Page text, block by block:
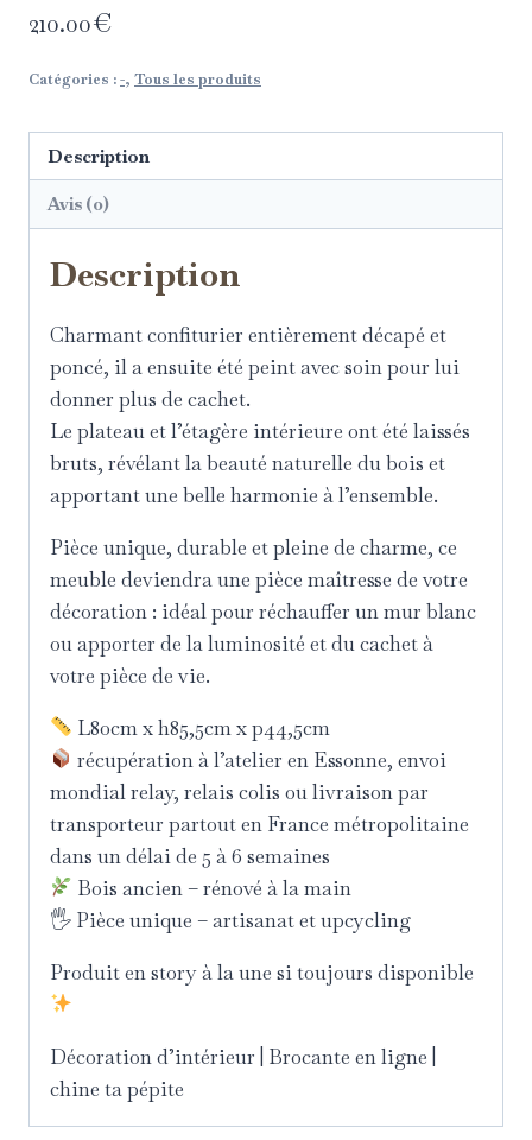
210.00€
Catégories :-, Tous les produits
Description
Avis (0)
Description
Charmant confiturier entièrement décapé et
poncé, il a ensuite été peint avec soin pour lui
donner plus de cachet.
Le plateau et l’étagère intérieure ont été laissés
bruts, révélant la beauté naturelle du bois et
apportant une belle harmonie à l’ensemble.
Pièce unique, durable et pleine de charme, ce
meuble deviendra une pièce maîtresse de votre
décoration : idéal pour réchauffer un mur blanc
ou apporter de la luminosité et du cachet à
votre pièce de vie.
L80cm x h85,5cm x p44,5cm
récupération à l’atelier en Essonne, envoi
mondial relay, relais colis ou livraison par
transporteur partout en France métropolitaine
dans un délai de 5 à 6 semaines
Bois ancien – rénové à la main
🖐 Pièce unique – artisanat et upcycling
Produit en story à la une si toujours disponible
Décoration d’intérieur | Brocante en ligne |
chine ta pépite